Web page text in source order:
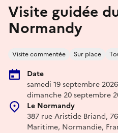
Visite guidée
Normandy
Visite commentée Sur place
Date
samedi 19 septembre
dimanche 20 septembre
Le Normandy
387 rue Aristide Briand,
Maritime, Normandie,